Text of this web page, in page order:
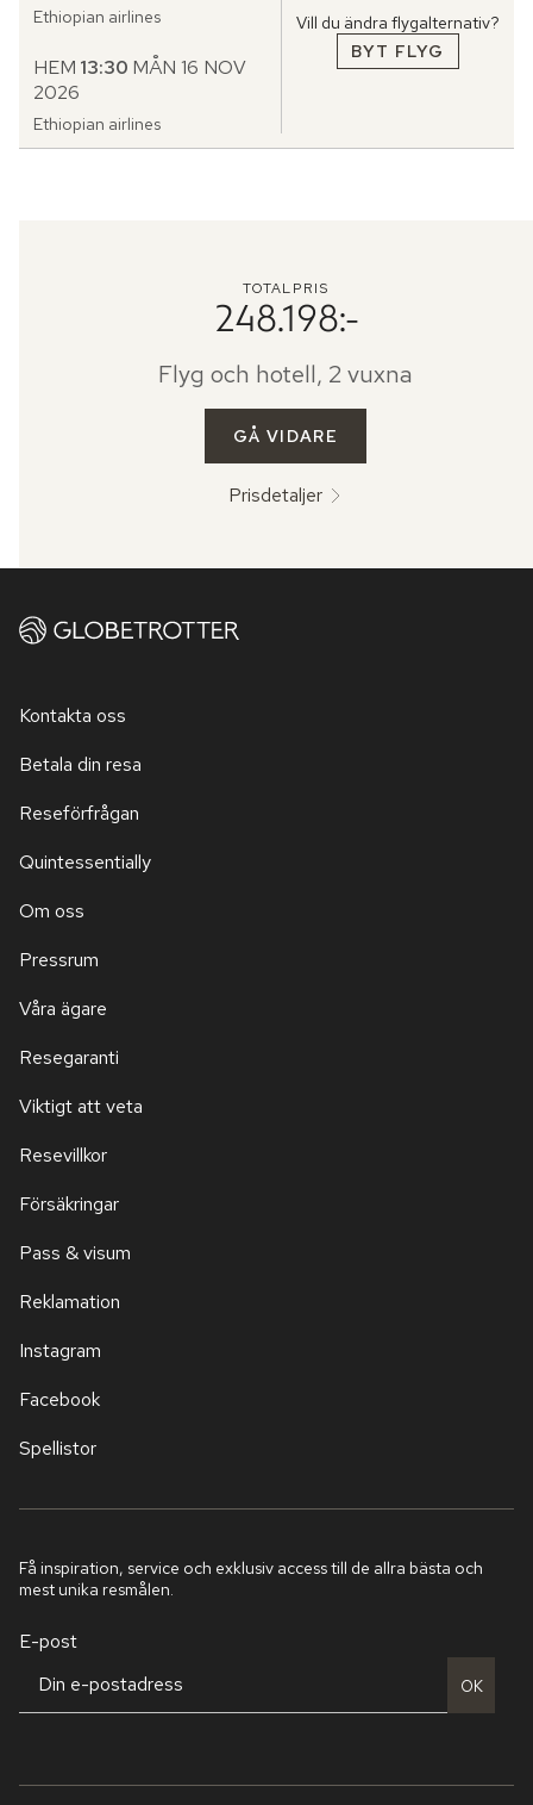
Ethiopian airlines
HEM 13:30 MÅN 16 NOV
2026
Ethiopian airlines
BYT FLYG
Vill du ändra flygalternativ?
TOTALPRIS
248.198:-
Flyg och hotell, 2 vuxna
GÅ VIDARE
Prisdetaljer
Kontakta oss
Betala din resa
Reseförfrågan
Quintessentially
Om oss
Pressrum
Våra ägare
Resegaranti
Viktigt att veta
Resevillkor
Försäkringar
Pass & visum
Reklamation
Instagram
Facebook
Spellistor
Få inspiration, service och exklusiv access till de allra bästa och
mest unika resmålen.
E-post
OK